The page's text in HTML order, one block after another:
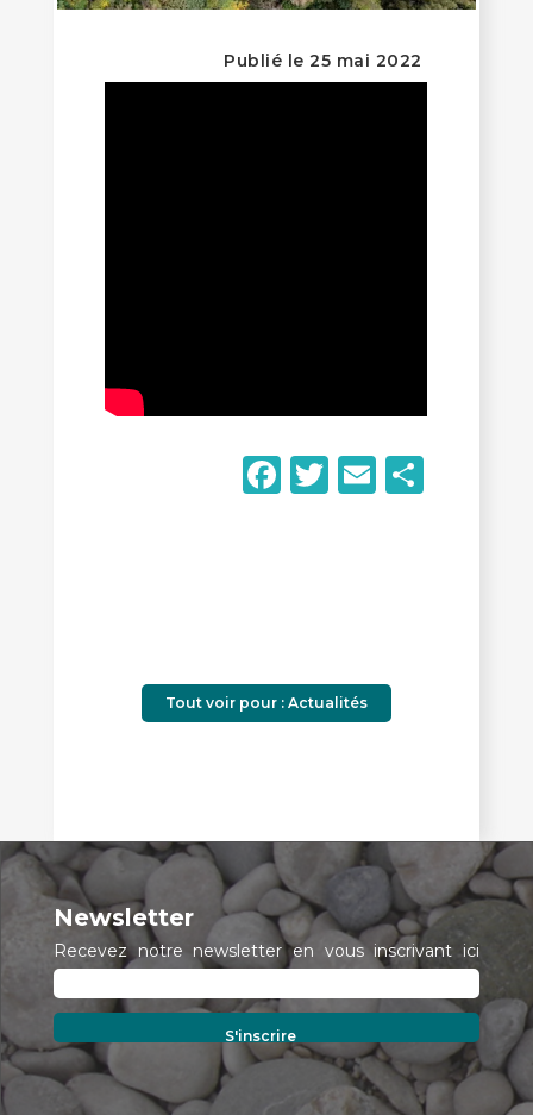
Publié le 25 mai 2022
Facebook
Twitter
Email
Tout voir pour : Actualités
Newsletter
Recevez notre newsletter en vous inscrivant ici